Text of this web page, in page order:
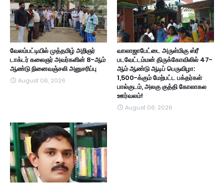
வேலம்பட்டியில் முத்தமிழ் அறிஞர்
டாக்டர் கலைஞர் அவர்களின் 8-ஆம்
ஆண்டு நினைவஞ்சலி அனுசரிப்பு
August 06, 2026
வாலாஜாபேட்டை அருள்மிகு ஸ்ரீ
படவேட்டம்மன் திருக்கோவிலில் 47-
ஆம் ஆண்டு ஆடிப் பெருவிழா:
1,500-க்கும் மேற்பட்ட பக்தர்கள்
பால்குடம், அலகு குத்தி கோலாகல
ஊர்வலம்!
August 06, 2026